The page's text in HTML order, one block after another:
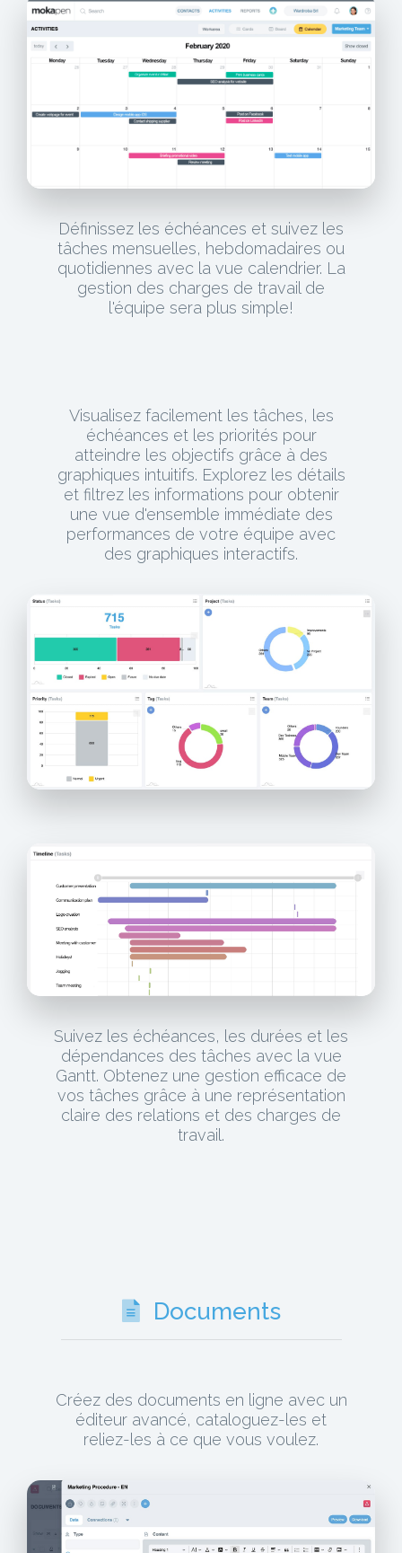
Définissez les échéances et suivez les
tâches mensuelles, hebdomadaires ou
quotidiennes avec la vue calendrier. La
gestion des charges de travail de
l'équipe sera plus simple!
Visualisez facilement les tâches, les
échéances et les priorités pour
atteindre les objectifs grâce à des
graphiques intuitifs. Explorez les détails
et filtrez les informations pour obtenir
une vue d'ensemble immédiate des
performances de votre équipe avec
des graphiques interactifs.
Suivez les échéances, les durées et les
dépendances des tâches avec la vue
Gantt. Obtenez une gestion efficace de
vos tâches grâce à une représentation
claire des relations et des charges de
travail.
Documents
Créez des documents en ligne avec un
éditeur avancé, cataloguez-les et
reliez-les à ce que vous voulez.